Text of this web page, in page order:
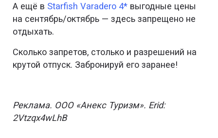
А ещё в Starfish Varadero 4* выгодные цены
на сентябрь/октябрь — здесь запрещено не
отдыхать.
Сколько запретов, столько и разрешений на
крутой отпуск. Забронируй его заранее!
Реклама. ООО «Анекс Туризм». Erid:
2Vtzqx4wLhB